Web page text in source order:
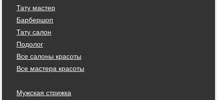
Тату мастер
Барбершоп
Тату салон
Подолог
Все салоны красоты
Все мастера красоты
Мужская стрижка